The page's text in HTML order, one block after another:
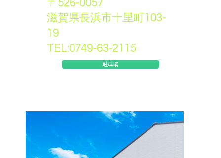
〒526-0057
滋賀県長浜市十里町103-
19
TEL:0749-63-2115
駐車場